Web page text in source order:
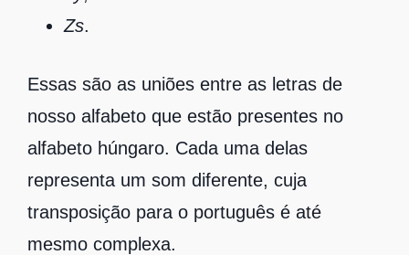
Zs.
Essas são as uniões entre as letras de
nosso alfabeto que estão presentes no
alfabeto húngaro. Cada uma delas
representa um som diferente, cuja
transposição para o português é até
mesmo complexa.